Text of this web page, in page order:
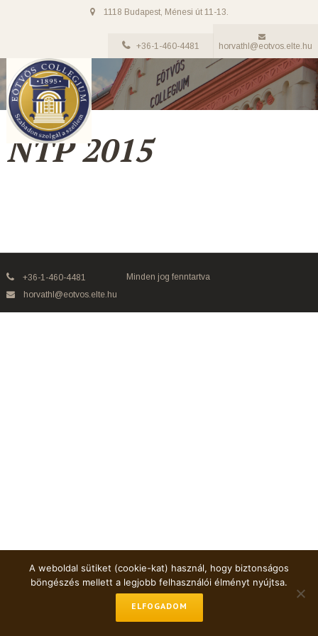
1118 Budapest, Ménesi út 11-13.
+36-1-460-4481 horvathl@eotvos.elte.hu
NTP 2015
+36-1-460-4481
horvathl@eotvos.elte.hu
Minden jog fenntartva
A weboldal sütiket (cookie-kat) használ, hogy biztonságos
böngészés mellett a legjobb felhasználói élményt nyújtsa.
ELFOGADOM